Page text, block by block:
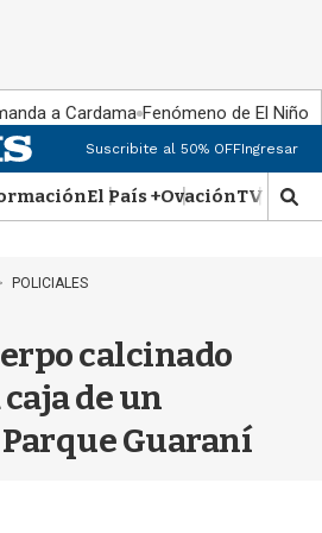
a Cardama Fenómeno de El Niño
Suscribite al 50% OFFIngresar
El País +OvaciónTV Show
M
o
POLICIALES
calcinado
de un
Guaraní